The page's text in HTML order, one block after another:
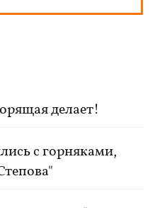
делает!
с горняками,